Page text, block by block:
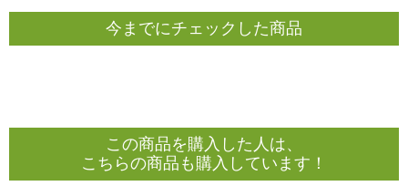
今までにチェックした商品
この商品を購入した人は、
こちらの商品も購入しています！